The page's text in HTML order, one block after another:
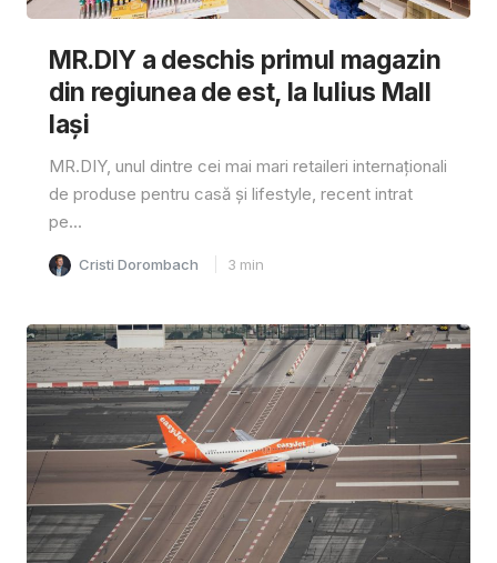
MR.DIY a deschis primul magazin
din regiunea de est, la Iulius Mall
Iași
MR.DIY, unul dintre cei mai mari retaileri internaționali
de produse pentru casă și lifestyle, recent intrat
pe...
Cristi Dorombach 3 min